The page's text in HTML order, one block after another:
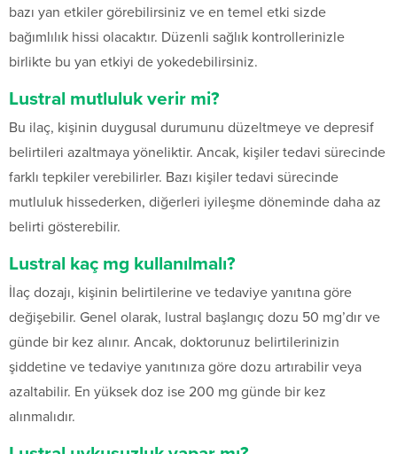
bazı yan etkiler görebilirsiniz ve en temel etki sizde
bağımlılık hissi olacaktır. Düzenli sağlık kontrollerinizle
birlikte bu yan etkiyi de yokedebilirsiniz.
Lustral mutluluk verir mi?
Bu ilaç, kişinin duygusal durumunu düzeltmeye ve depresif
belirtileri azaltmaya yöneliktir. Ancak, kişiler tedavi sürecinde
farklı tepkiler verebilirler. Bazı kişiler tedavi sürecinde
mutluluk hissederken, diğerleri iyileşme döneminde daha az
belirti gösterebilir.
Lustral kaç mg kullanılmalı?
İlaç dozajı, kişinin belirtilerine ve tedaviye yanıtına göre
değişebilir. Genel olarak, lustral başlangıç dozu 50 mg’dır ve
günde bir kez alınır. Ancak, doktorunuz belirtilerinizin
şiddetine ve tedaviye yanıtınıza göre dozu artırabilir veya
azaltabilir. En yüksek doz ise 200 mg günde bir kez
alınmalıdır.